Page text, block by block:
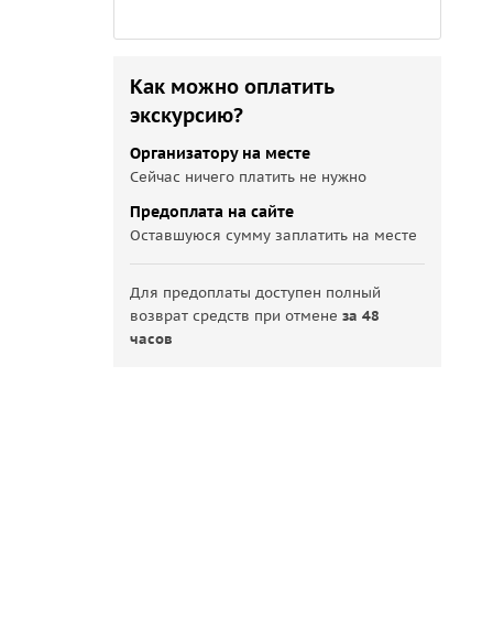
Как можно оплатить
экскурсию?
Организатору на месте
Сейчас ничего платить не нужно
Предоплата на сайте
Оставшуюся сумму заплатить на месте
Для предоплаты доступен полный
возврат средств при отменеза 48
часов